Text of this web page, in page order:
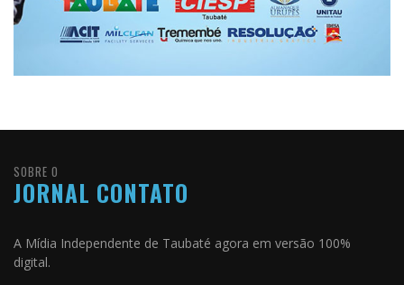
SOBRE O
JORNAL CONTATO
A Mídia Independente de Taubaté agora em versão 100%
digital.